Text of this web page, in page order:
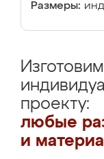
Размеры:
проекту:
любые
и